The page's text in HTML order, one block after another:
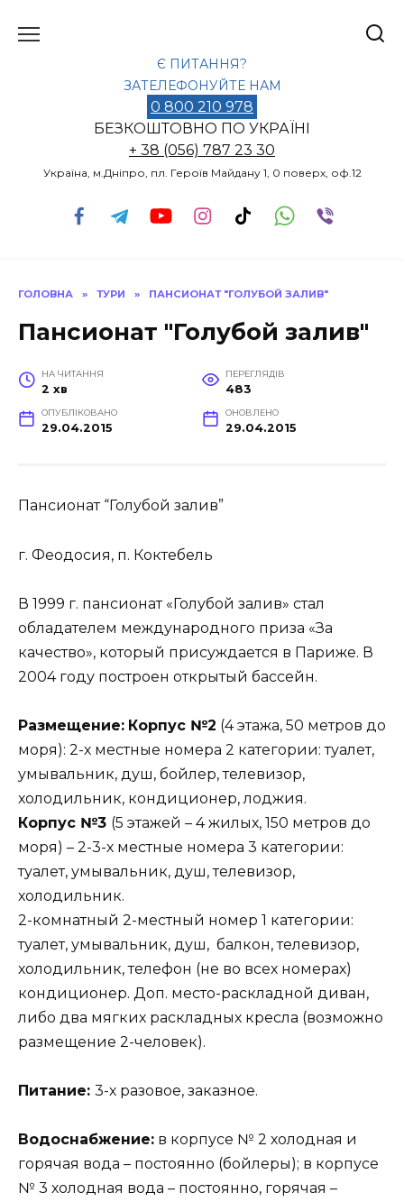
до
Є ПИТАННЯ?
ЗАТЕЛЕФОНУЙТЕ НАМ
0 800 210 978
БЕЗКОШТОВНО ПО УКРАЇНІ
+ 38 (056) 787 23 30
Україна, м.Дніпро, пл. Героїв Майдану 1, 0 поверх, оф.12
ГОЛОВНА » ТУРИ » ПАНСИОНАТ "ГОЛУБОЙ ЗАЛИВ"
Пансионат "Голубой залив"
НА ЧИТАННЯ
2 хв
ПЕРЕГЛЯДІВ
483
ОПУБЛІКОВАНО
29.04.2015
ОНОВЛЕНО
29.04.2015
Пансионат “Голубой залив”
г. Феодосия, п. Коктебель
В 1999 г. пансионат «Голубой залив» стал
обладателем международного приза «За
качество», который присуждается в Париже. В
2004 году построен открытый бассейн.
Размещение: Корпус №2 (4 этажа, 50 метров до
моря): 2-х местные номера 2 категории: туалет,
умывальник, душ, бойлер, телевизор,
холодильник, кондиционер, лоджия.
Корпус №3 (5 этажей – 4 жилых, 150 метров до
моря) – 2-3-х местные номера 3 категории:
туалет, умывальник, душ, телевизор,
холодильник.
2-комнатный 2-местный номер 1 категории:
туалет, умывальник, душ, балкон, телевизор,
холодильник, телефон (не во всех номерах)
кондиционер. Доп. место-раскладной диван,
либо два мягких раскладных кресла (возможно
размещение 2-человек).
Питание: 3-х разовое, заказное.
Водоснабжение: в корпусе № 2 холодная и
горячая вода – постоянно (бойлеры); в корпусе
№ 3 холодная вода – постоянно, горячая –